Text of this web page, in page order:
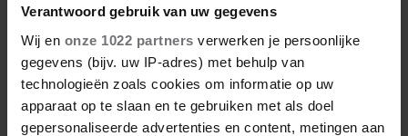
Verantwoord gebruik van uw gegevens
Wij en onze 1022 partners verwerken je persoonlijke
gegevens (bijv. uw IP-adres) met behulp van
technologieën zoals cookies om informatie op uw
apparaat op te slaan en te gebruiken met als doel
gepersonaliseerde advertenties en content, metingen aan
Zondag 15 maart is het de laatste dag van de
Boekenweek en dan was het plan van de NS om
iedereen in het bezit van een boekenweekgeschenk
gratis te laten reizen. Maar het coronavirus gooit roet in
het eten.